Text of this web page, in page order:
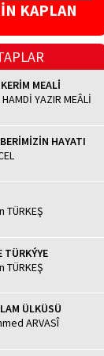
KAPLAN
MEALİ
HAMDİ YAZIR MEÂLİ
HAYATI
TÜRKEŞ
TÜRKÝYE
TÜRKEŞ
ÜLKÜSÜ
ARVASÎ